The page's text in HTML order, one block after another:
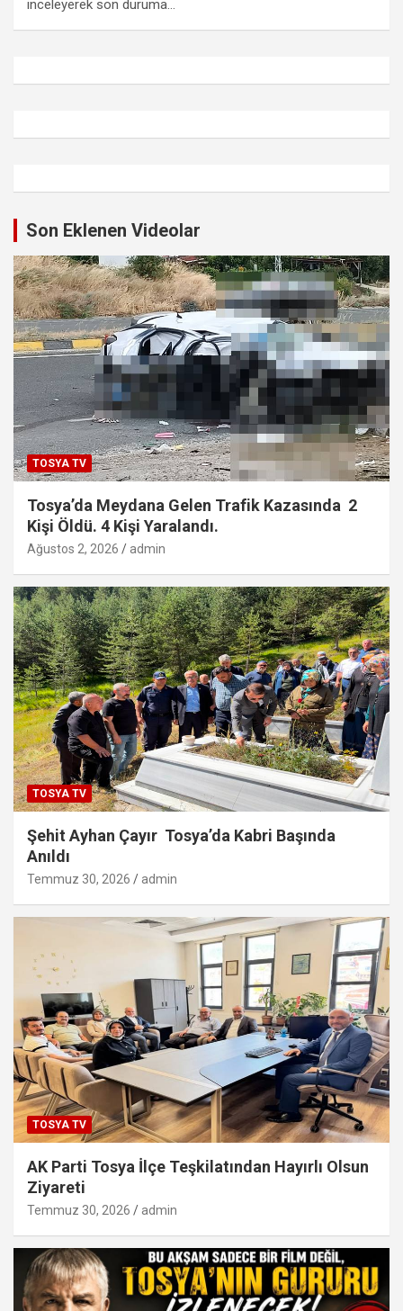
inceleyerek son duruma…
Son Eklenen Videolar
TOSYA TV
Tosya’da Meydana Gelen Trafik Kazasında 2
Kişi Öldü. 4 Kişi Yaralandı.
Ağustos 2, 2026 admin
TOSYA TV
Şehit Ayhan Çayır Tosya’da Kabri Başında
Anıldı
Temmuz 30, 2026 admin
TOSYA TV
AK Parti Tosya İlçe Teşkilatından Hayırlı Olsun
Ziyareti
Temmuz 30, 2026 admin